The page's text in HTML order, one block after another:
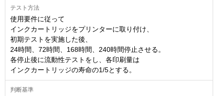
使用要件に従って
インクカートリッジをプリンターに取り付け、
初期テストを実施した後、
24時間、72時間、168時間、240時間停止させる。
各停止後に流動性テストをし、各印刷量は
インクカートリッジの寿命の1/5とする。